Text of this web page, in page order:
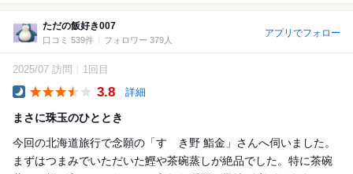
ただの飯好き007
口コミ 539件 フォロワー 379人
アプリでフォロー
2025/07 訪問 1回目
3.8 詳細
まさに珠玉のひととき
今回の北海道旅行で念願の「すゝき野 鮨金」さんへ伺いました。
まずはつまみでいただいた鰹や茶碗蒸しが絶品でした。特に茶碗